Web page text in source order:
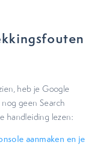
heb je Google
geen Search
handleiding lezen:
aanmaken en je